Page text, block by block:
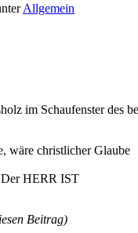
Allgemein
im Schaufenster des
wäre christlicher Glaube
Der HERR IST
Beitrag)